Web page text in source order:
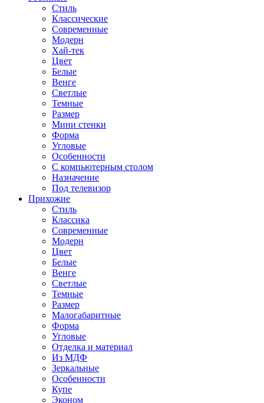
Стиль
Классические
Современные
Модерн
Хай-тек
Цвет
Белые
Венге
Светлые
Темные
Размер
Мини стенки
Форма
Угловые
Особенности
С компьютерным столом
Назначение
Под телевизор
Прихожие
Стиль
Классика
Современные
Модерн
Цвет
Белые
Венге
Светлые
Темные
Размер
Малогабаритные
Форма
Угловые
Отделка и материал
Из МДФ
Зеркальные
Особенности
Купе
Эконом